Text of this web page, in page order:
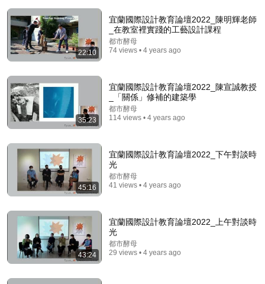
欢都要忌口！【家庭大医生】
《家有大中医》官方频道 • 708K views
WHY THE NARCISSIST CAN'T RECOVER AFTER
Narc Lapse and 6 more
New 13K views
22:10
宜蘭國際設計教育論壇2022_陳明輝老師
_在教室裡實踐的工藝設計課程
都市酵母
74 views • 4 years ago
35:23
宜蘭國際設計教育論壇2022_陳宣誠教授
_「關係」修補的建築學
都市酵母
114 views • 4 years ago
45:16
宜蘭國際設計教育論壇2022_下午對談時
光
都市酵母
41 views • 4 years ago
43:24
宜蘭國際設計教育論壇2022_上午對談時
光
都市酵母
29 views • 4 years ago